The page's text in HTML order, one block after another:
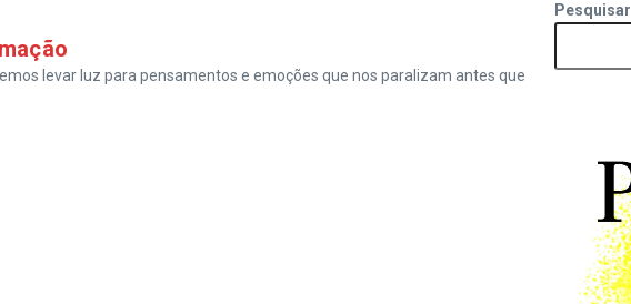
levar luz para pensamentos e emoções que nos paralizam antes que
Pesquisar